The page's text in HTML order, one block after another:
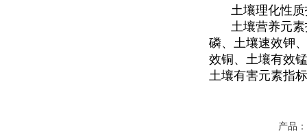
土壤理化性
土壤营养元
磷、土壤速效钾
效铜、土壤有效
土壤有害元素指
产品：